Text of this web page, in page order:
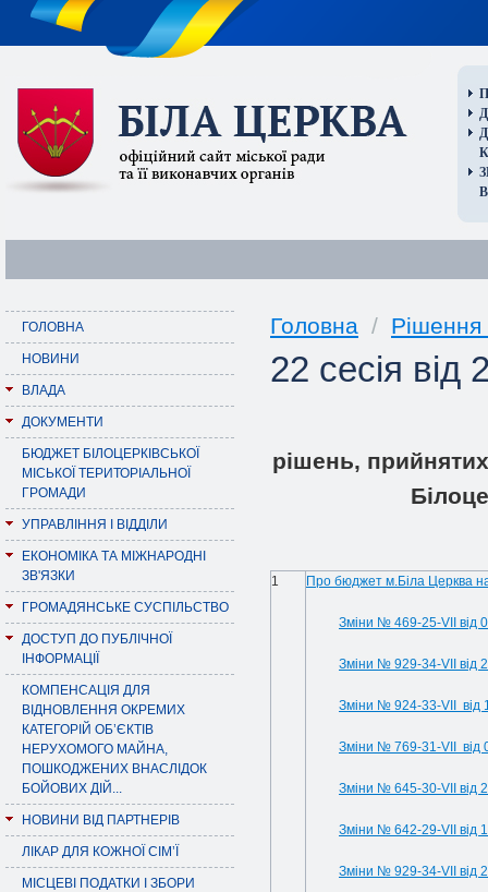
ГОЛОВНА
НОВИНИ
ВЛАДА
ДОКУМЕНТИ
БЮДЖЕТ БІЛОЦЕРКІВСЬКОЇ
МІСЬКОЇ ТЕРИТОРІАЛЬНОЇ
ГРОМАДИ
УПРАВЛІННЯ І ВІДДІЛИ
ЕКОНОМІКА ТА МІЖНАРОДНІ
ЗВ'ЯЗКИ
ГРОМАДЯНСЬКЕ СУСПІЛЬСТВО
ДОСТУП ДО ПУБЛІЧНОЇ
ІНФОРМАЦІЇ
КОМПЕНСАЦІЯ ДЛЯ
ВІДНОВЛЕННЯ ОКРЕМИХ
КАТЕГОРІЙ ОБ’ЄКТІВ
НЕРУХОМОГО МАЙНА,
ПОШКОДЖЕНИХ ВНАСЛІДОК
БОЙОВИХ ДІЙ...
НОВИНИ ВІД ПАРТНЕРІВ
ЛІКАР ДЛЯ КОЖНОЇ СІМ’Ї
МІСЦЕВІ ПОДАТКИ І ЗБОРИ
Головна / Рішення
22 сесія від
рішень,
1 Про бюджет м.Біла Церква
Зміни № 469-25-VIІ від
Зміни № 929-34-VIІ від
Зміни № 924-33-VII від
Зміни № 769-31-VIІ від
Зміни № 645-30-VIІ від
Зміни № 642-29-VIІ від
Зміни № 929-34-VIІ від